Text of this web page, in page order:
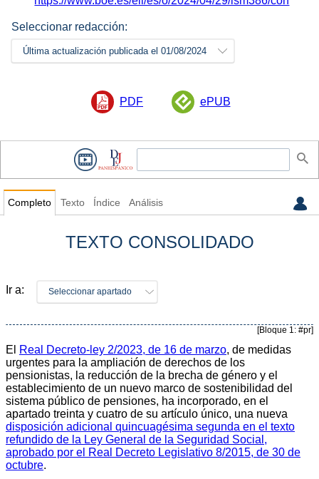
Seleccionar redacción:
Última actualización publicada el 01/08/2024
PDF ePUB
Completo Texto Índice Análisis
TEXTO CONSOLIDADO
Ir a: Seleccionar apartado
[Bloque 1: #pr]
El Real Decreto-ley 2/2023, de 16 de marzo, de medidas
urgentes para la ampliación de derechos de los
pensionistas, la reducción de la brecha de género y el
establecimiento de un nuevo marco de sostenibilidad del
sistema público de pensiones, ha incorporado, en el
apartado treinta y cuatro de su artículo único, una nueva
disposición adicional quincuagésima segunda en el texto
refundido de la Ley General de la Seguridad Social,
aprobado por el Real Decreto Legislativo 8/2015, de 30 de
octubre.